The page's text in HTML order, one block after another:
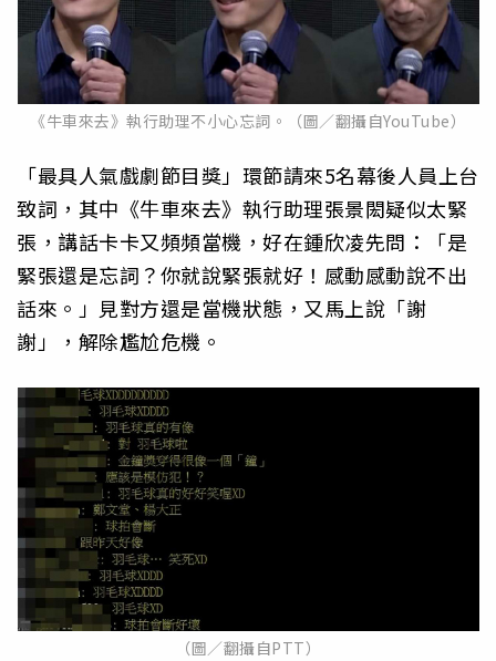
《牛車來去》執行助理不小心忘詞。（圖／翻攝自YouTube）
「最具人氣戲劇節目獎」環節請來5名幕後人員上台
致詞，其中《牛車來去》執行助理張景閎疑似太緊
張，講話卡卡又頻頻當機，好在鍾欣凌先問：「是
緊張還是忘詞？你就說緊張就好！感動感動說不出
話來。」見對方還是當機狀態，又馬上說「謝
謝」，解除尷尬危機。
（圖／翻攝自PTT）